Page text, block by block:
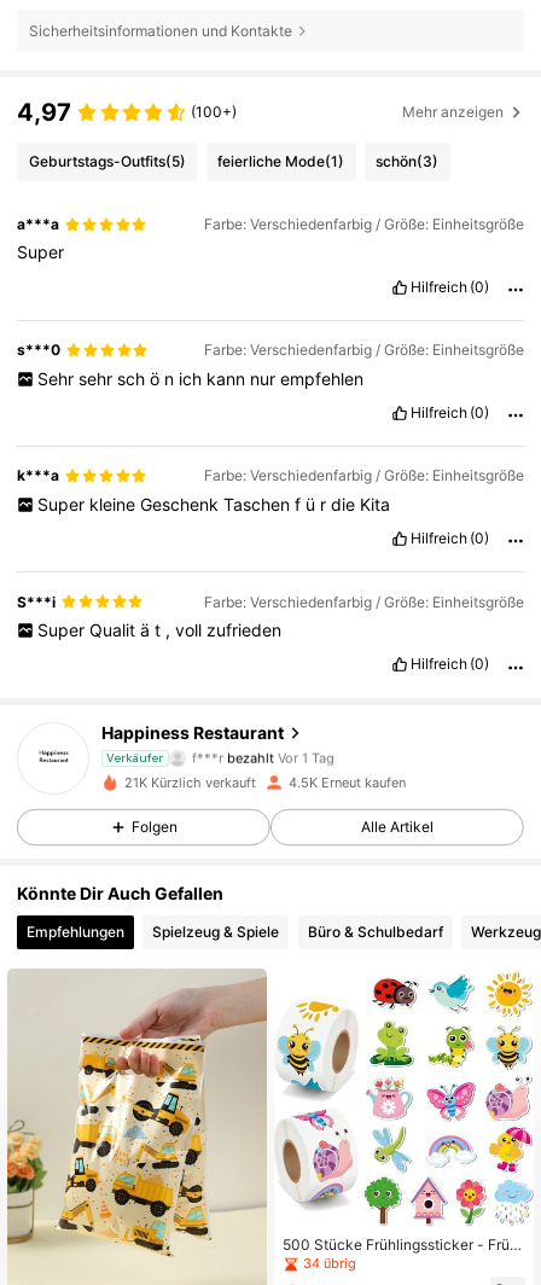
Sicherheitsinformationen und Kontakte
4,97 (100+) Mehr anzeigen
Geburtstags-Outfits(5) feierliche Mode(1) schön(3)
a***a Farbe: Verschiedenfarbig / Größe: Einheitsgröße
Super
Hilfreich (0)
s***0 Farbe: Verschiedenfarbig / Größe: Einheitsgröße
Sehr sehr sch ö n ich kann nur empfehlen
Hilfreich (0)
k***a Farbe: Verschiedenfarbig / Größe: Einheitsgröße
Super kleine Geschenk Taschen f ü r die Kita
Hilfreich (0)
S***i Farbe: Verschiedenfarbig / Größe: Einheitsgröße
Super Qualit ä t , voll zufrieden
Hilfreich (0)
Happiness Restaurant
Verkäufer
4,96
782 Follower
f***r bezahlt Vor 1 Tag
782 Follower
4,96
782 Follower
4,96 782 Follower
4,96 782 Follower
4,96
21K Kürzlich verkauft 4.5K Erneut kaufen
Folgen Alle Artikel
Könnte Dir Auch Gefallen
Empfehlungen Spielzeug & Spiele Büro & Schulbedarf
500 Stücke Frühlingssticker - Frühl
ingsgarten Insekten, Schmetterling
e, Blumen & Pflanzen selbstklebend
34 übrig